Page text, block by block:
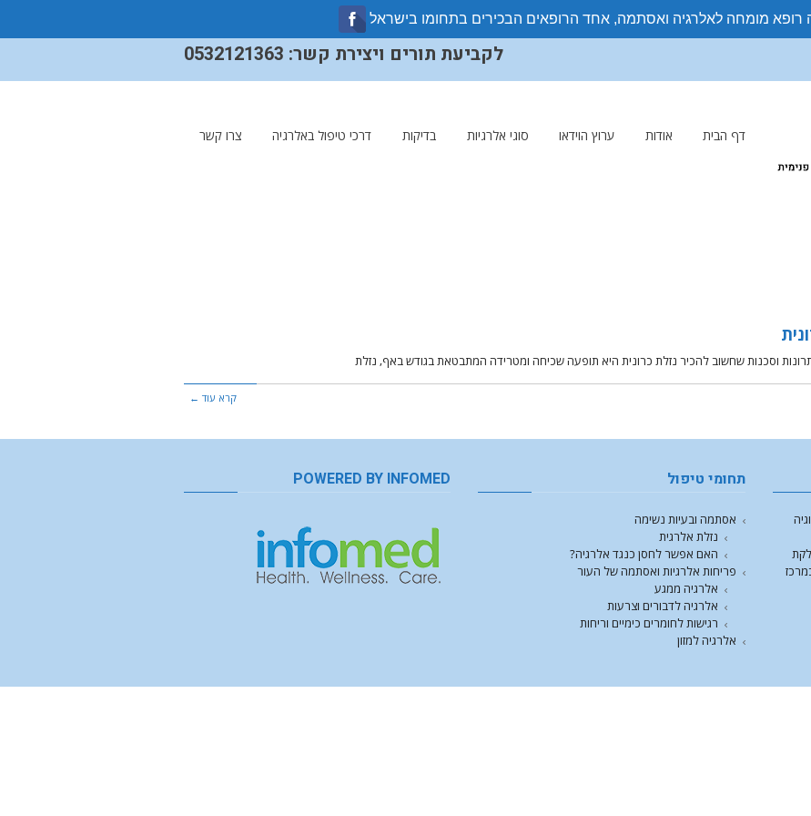
לקביעת תורים ויצירת קשר: 0532121363
דף הבית אודות ערוץ הוידאו סוגי אלרגיות בדיקות דרכי טיפול באלרגיה צרו קשר
וסכנות שחשוב להכיר ​נזלת כרונית היא תופעה שכיחה ומטרידה המתבטאת בגודש באף, נזלת
קרא עוד ←
תחומי טיפול
אסתמה ובעיות נשימה
נזלת אלרגית
האם אפשר לחסן כנגד אלרגיה?
פריחות אלרגיות ואסתמה של העור
אלרגיה ממגע
אלרגיה לדבורים וצרעות
רגישות לחומרים כימיים וריחות
אלרגיה למזון
POWERED BY INFOMED
רופא מומחה לאלרגיה ואסתמה, אחד הרופאים הבכירים בתחומו בישראל